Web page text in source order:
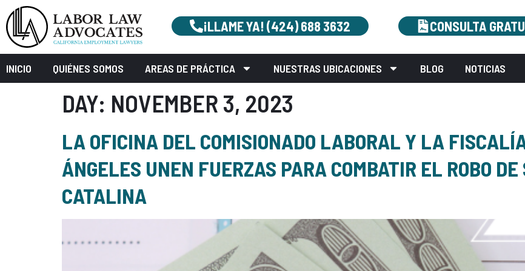
¡LLAME YA! (424) 688 3632 CONSULTA
INICIO QUIÉNES SOMOS AREAS DE PRÁCTICA NUESTRAS UBICACIONES BLOG NOTICIAS
DAY: NOVEMBER 3, 2023
LA OFICINA DEL COMISIONADO LABORAL Y LA
ÁNGELES UNEN FUERZAS PARA COMBATIR EL ROBO
CATALINA